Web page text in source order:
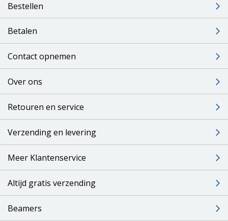
Bestellen
Betalen
Contact opnemen
Over ons
Retouren en service
Verzending en levering
Meer Klantenservice
Altijd gratis verzending
Beamers